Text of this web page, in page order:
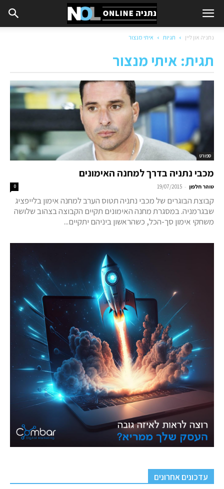
נתניה און ליין תגיות איתי מנצור
תגית: איתי מנצור
ספורט
מכבי נתניה בדרך למחנה האימונים
טוהר חלפון -
19/07/2015
0
קבוצת הבוגרים של מכבי נתניה תטוס הערב למחנה אימון בלייפציג
שבגרמניה. במסגרת מחנה האימונים תקיים הקבוצה בצהוב שלושה
משחקי אימון סך-הכל, כשהראשון ביניהם יתקיים...
עדכונים אחרונים